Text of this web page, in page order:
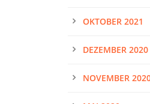
OKTOBER 2021
DEZEMBER 2020
NOVEMBER